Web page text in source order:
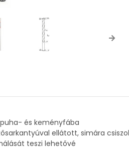
Next
és keményfába
ellátott, simára
teszi lehetővé